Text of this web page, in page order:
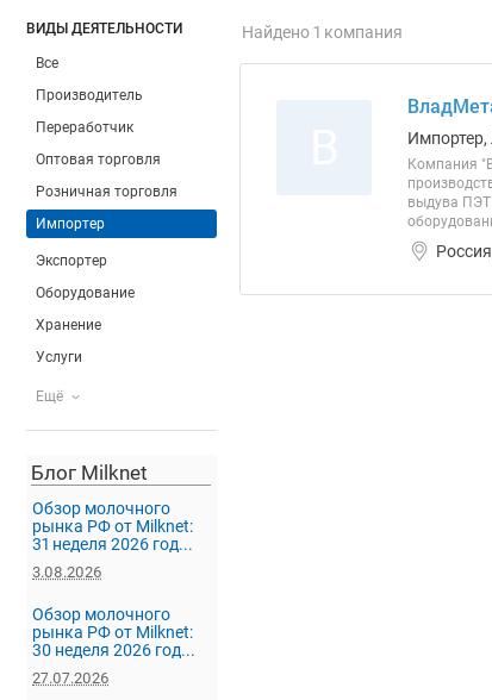
ВИДЫ ДЕЯТЕЛЬНОСТИ
Все
Производитель
Переработчик
Оптовая торговля
Розничная торговля
Импортер
Экспортер
Оборудование
Хранение
Услуги
Ещё
Блог Milknet
Обзор молочного
рынка РФ от Milknet:
31 неделя 2026 год...
3.08.2026
Обзор молочного
рынка РФ от Milknet:
30 неделя 2026 год...
27.07.2026
Найдено 1 компания
Импортер,
Компания
выдува ПЭТ